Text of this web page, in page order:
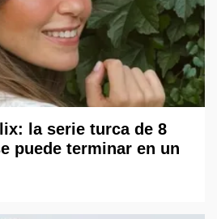
la serie turca de 8
puede terminar en un